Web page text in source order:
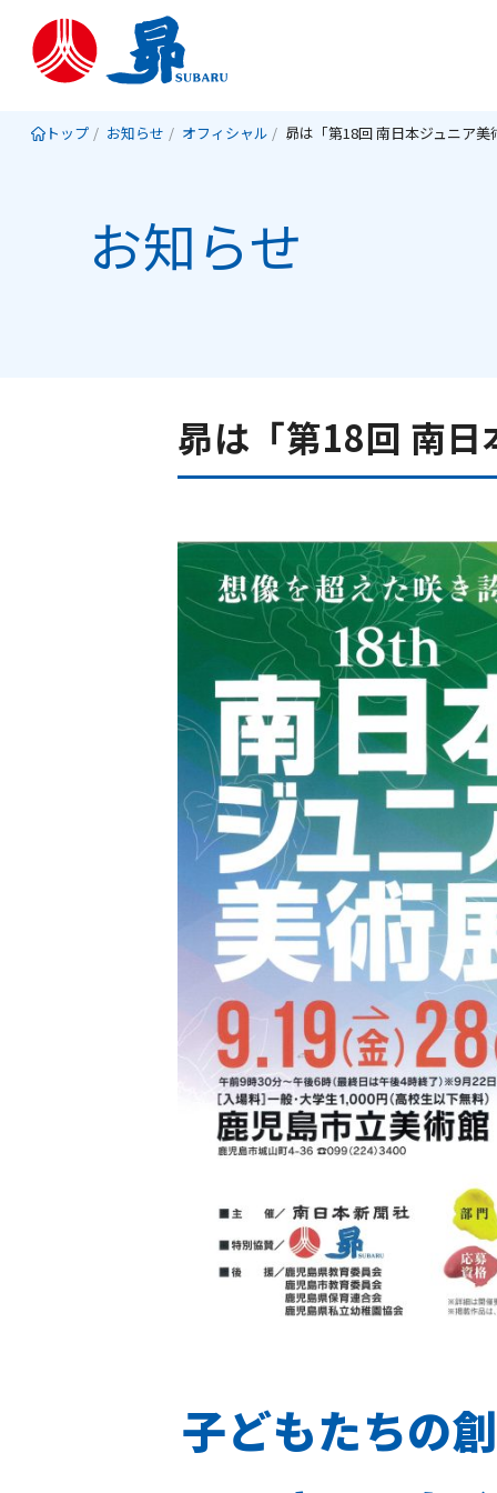
トップ お知らせ オフィシャル
お知らせ
昴は「第18回 南
子どもたちの